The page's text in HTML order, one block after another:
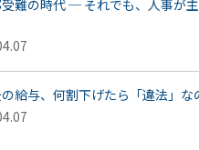
受難の時代 ─ それでも、人事が
給与、何割下げたら「違法」な